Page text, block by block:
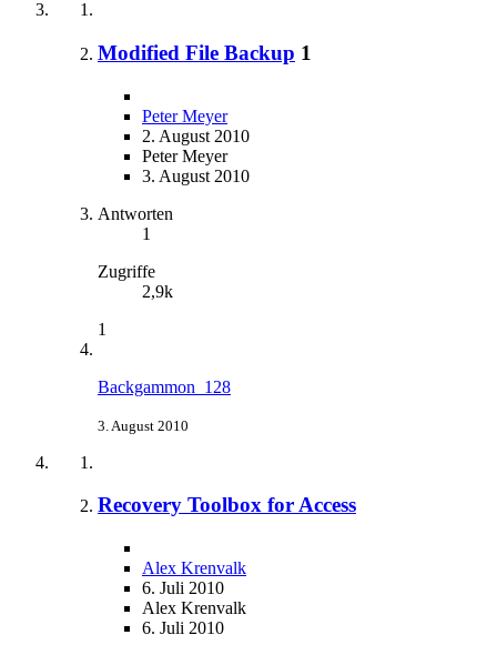
Modified File Backup 1
Peter Meyer
2. August 2010
Peter Meyer
3. August 2010
Antworten
1
Zugriffe
2,9k
1
Backgammon_128
3. August 2010
Recovery Toolbox for Access
Alex Krenvalk
6. Juli 2010
Alex Krenvalk
6. Juli 2010